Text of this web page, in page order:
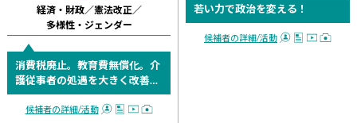
経済・財政／憲法改正 ／
多様性・ ジェンダー
消費税廃止。教育費無償化。介
護従事者の処遇を大きく改善。
多様性のパワーで裏金軍団をは
じき飛ばして参ります！
候補者の詳細/活動
若い力で政治を変える！
候補者の詳細/活動